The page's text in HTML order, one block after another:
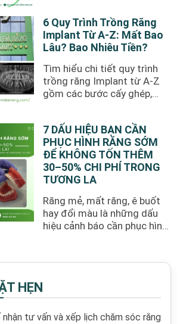
6 Quy Trình Trồng Răng
Implant Từ A-Z: Mất Bao
Lâu? Bao Nhiêu Tiền?
Tìm hiểu chi tiết quy trình
trồng răng Implant từ A-Z
gồm các bước cấy ghép,
7 DẤU HIỆU BẠN CẦN
PHỤC HÌNH RĂNG SỚM
ĐỂ KHÔNG TỐN THÊM
30–50% CHI PHÍ TRONG
TƯƠNG LA
Răng mẻ, mất răng, ê buốt
hay đổi màu là những dấu
hiệu cảnh báo cần phục hình
HẸN
tư vấn và xếp lịch chăm sóc răng